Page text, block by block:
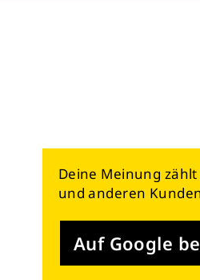
Deine Meinung
und anderen
Auf Google